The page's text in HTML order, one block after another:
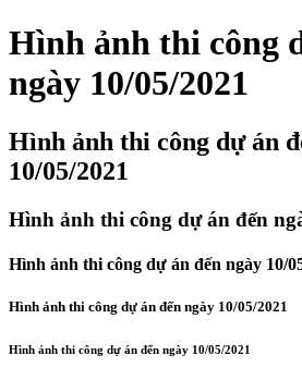
Hình ảnh thi công
ngày 10/05/2021
Hình ảnh thi công dự án
10/05/2021
Hình ảnh thi công dự án đến
Hình ảnh thi công dự án đến ngày 10/
Hình ảnh thi công dự án đến ngày 10/05/2021
Hình ảnh thi công dự án đến ngày 10/05/2021